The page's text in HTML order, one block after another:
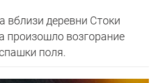
вблизи деревни Стоки
произошло возгорание
поля.